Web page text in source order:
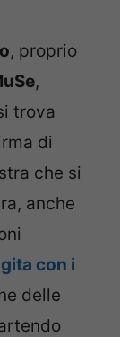
, proprio
,
trova
di
che si
anche
gita con i
delle